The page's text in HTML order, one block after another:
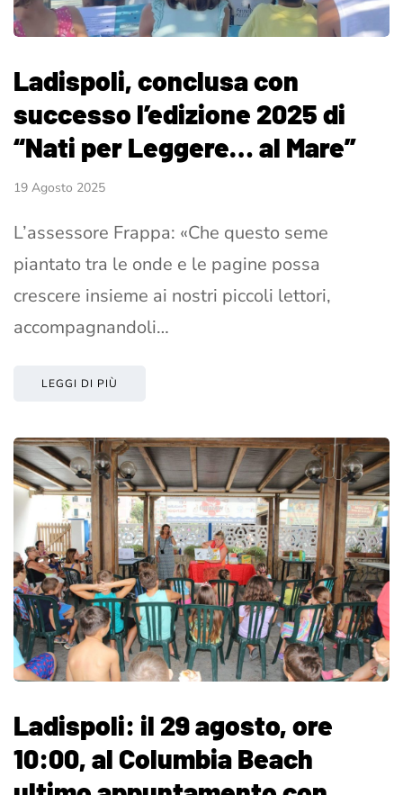
Ladispoli, conclusa con
successo l’edizione 2025 di
“Nati per Leggere… al Mare”
19 Agosto 2025
L’assessore Frappa: «Che questo seme
piantato tra le onde e le pagine possa
crescere insieme ai nostri piccoli lettori,
accompagnandoli…
LEGGI DI PIÙ
Ladispoli: il 29 agosto, ore
10:00, al Columbia Beach